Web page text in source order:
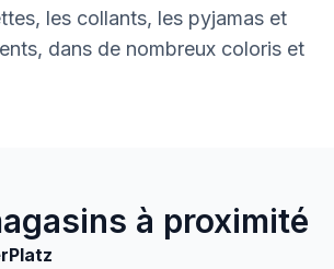
les collants, les pyjamas et
dans de nombreux coloris et
à proximité